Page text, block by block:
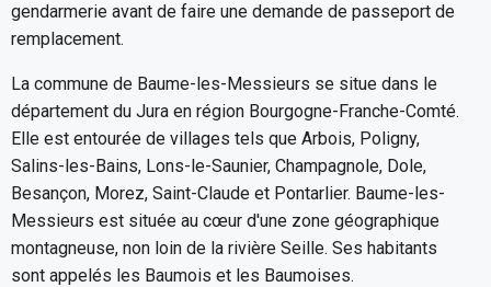
gendarmerie avant de faire une demande de passeport de
remplacement.
La commune de Baume-les-Messieurs se situe dans le
département du Jura en région Bourgogne-Franche-Comté.
Elle est entourée de villages tels que Arbois, Poligny,
Salins-les-Bains, Lons-le-Saunier, Champagnole, Dole,
Besançon, Morez, Saint-Claude et Pontarlier. Baume-les-
Messieurs est située au cœur d'une zone géographique
montagneuse, non loin de la rivière Seille. Ses habitants
sont appelés les Baumois et les Baumoises.